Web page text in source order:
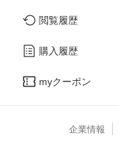
閲覧履歴
購入履歴
myクーポン
企業情報